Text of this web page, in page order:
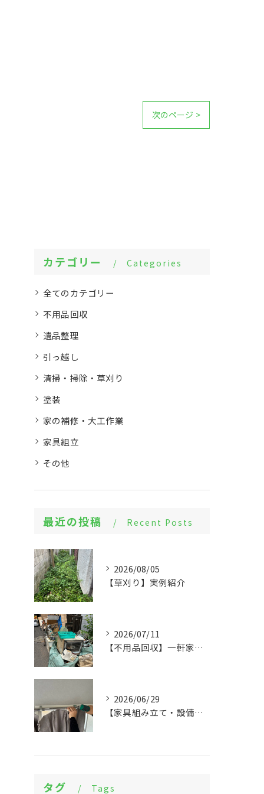
次のページ >
カテゴリー Categories
全てのカテゴリー
不用品回収
遺品整理
引っ越し
清掃・掃除・草刈り
塗装
家の補修・大工作業
家具組立
その他
最近の投稿 Recent Posts
2026/08/05
【草刈り】実例紹介
2026/07/11
【不用品回収】一軒家まるごとの片付けと物置解体
2026/06/29
【家具組み立て・設備交換】大量の組立てから設備設置まで実例紹介
タグ Tags